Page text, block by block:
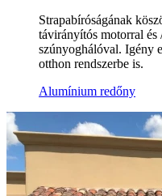
Strapabíróságának
távirányítós motorral és
szúnyoghálóval. Igény
otthon rendszerbe is.
Alumínium redőny